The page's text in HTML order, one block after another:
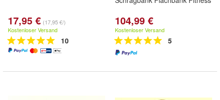
17,95 € (17,95 €/)
Kostenloser Versand
10
104,99 €
Kostenloser Versand
5